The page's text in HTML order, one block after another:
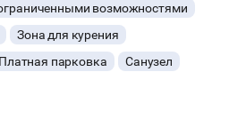
возможностями
Зона для курения
Платная парковка
Санузел